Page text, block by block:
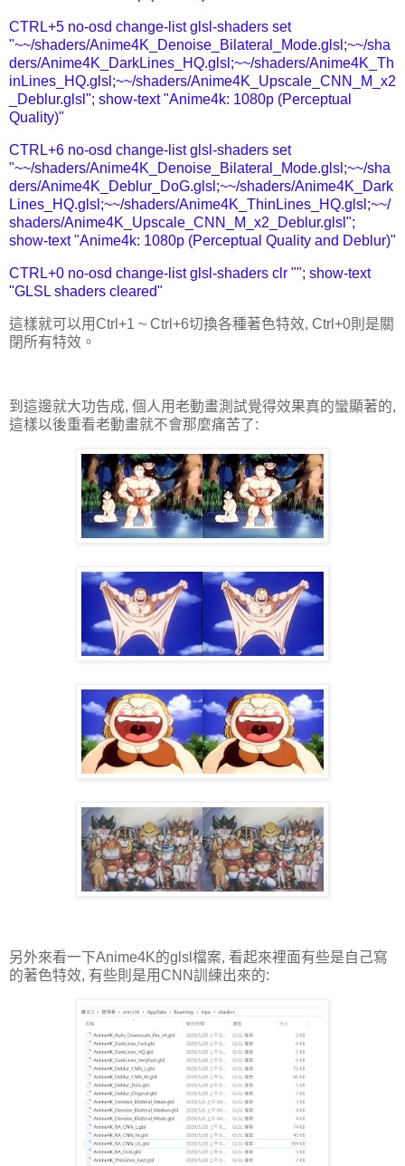
CTRL+5 no-osd change-list glsl-shaders set
"~~/shaders/Anime4K_Denoise_Bilateral_Mode.glsl;~~/sha
ders/Anime4K_DarkLines_HQ.glsl;~~/shaders/Anime4K_Th
inLines_HQ.glsl;~~/shaders/Anime4K_Upscale_CNN_M_x2
_Deblur.glsl"; show-text "Anime4k: 1080p (Perceptual
Quality)"
CTRL+6 no-osd change-list glsl-shaders set
"~~/shaders/Anime4K_Denoise_Bilateral_Mode.glsl;~~/sha
ders/Anime4K_Deblur_DoG.glsl;~~/shaders/Anime4K_Dark
Lines_HQ.glsl;~~/shaders/Anime4K_ThinLines_HQ.glsl;~~/
shaders/Anime4K_Upscale_CNN_M_x2_Deblur.glsl";
show-text "Anime4k: 1080p (Perceptual Quality and Deblur)"
CTRL+0 no-osd change-list glsl-shaders clr ""; show-text
"GLSL shaders cleared"
這樣就可以用Ctrl+1 ~ Ctrl+6切換各種著色特效, Ctrl+0則是關
閉所有特效。
到這邊就大功告成, 個人用老動畫測試覺得效果真的蠻顯著的,
這樣以後重看老動畫就不會那麼痛苦了:
另外來看一下Anime4K的glsl檔案, 看起來裡面有些是自己寫
的著色特效, 有些則是用CNN訓練出來的: